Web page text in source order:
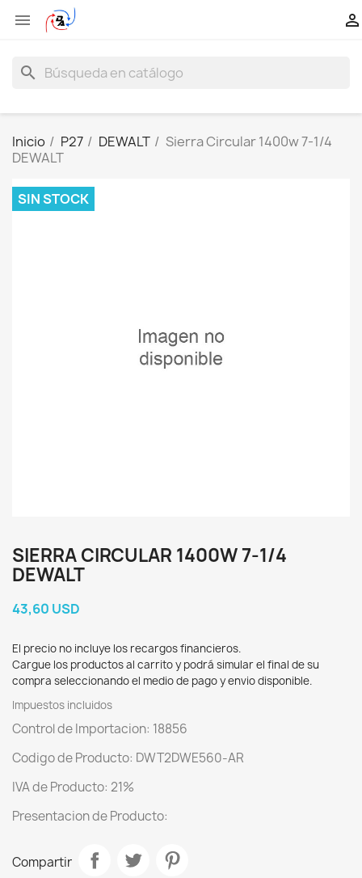
 
search
Inicio P27 DEWALT
Sierra Circular 1400w 7-1/4
DEWALT
SIN STOCK
SIERRA CIRCULAR 1400W 7-1/4
DEWALT
43,60 USD
El precio no incluye los recargos financieros.
Cargue los productos al carrito y podrá simular el final de su
compra seleccionando el medio de pago y envio disponible.
Impuestos incluidos
Control de Importacion: 18856
Codigo de Producto: DWT2DWE560-AR
IVA de Producto: 21%
Presentacion de Producto:
Compartir